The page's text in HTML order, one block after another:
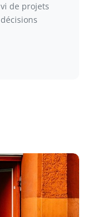
de projets